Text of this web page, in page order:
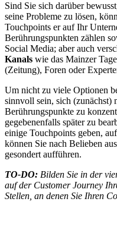
Sind Sie sich darüber
seine Probleme zu lösen,
Touchpoints er auf Ihr
Berührungspunkten zählen
Social Media; aber auch
Kanals wie das Mainzer
(Zeitung), Foren oder
Um nicht zu viele Optionen
sinnvoll sein, sich (zunächst)
Berührungspunkte zu
gegebenenfalls später zu
einige Touchpoints geben,
können Sie nach Belieben
gesondert aufführen.
TO-DO: Bilden Sie in der
auf der Customer Journey
Stellen, an denen Sie Ihren